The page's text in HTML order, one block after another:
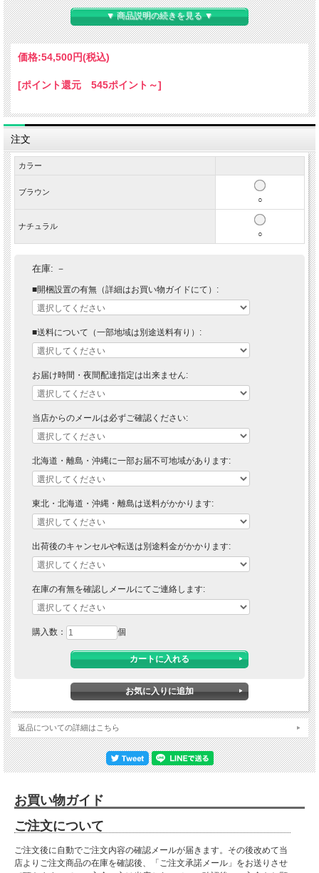
▼ 商品説明の続きを見る ▼
価格:54,500円(税込)
[ポイント還元 545ポイント～]
注文
カラー
ブラウン
○
ナチュラル
○
在庫: －
■開梱設置の有無（詳細はお買い物ガイドにて）:
■送料について（一部地域は別途送料有り）:
お届け時間・夜間配達指定は出来ません:
当店からのメールは必ずご確認ください:
北海道・離島・沖縄に一部お届不可地域があります:
東北・北海道・沖縄・離島は送料がかかります:
出荷後のキャンセルや転送は別途料金がかかります:
在庫の有無を確認しメールにてご連絡します:
購入数： 個
返品についての詳細はこちら
お買い物ガイド
ご注文について
ご注文後に自動でご注文内容の確認メールが届きます。その後改めて当
店よりご注文商品の在庫を確認後、「ご注文承諾メール」をお送りさせ